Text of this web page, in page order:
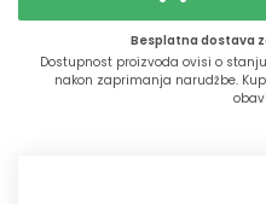
Besplatna dostava
Dostupnost proizvoda ovisi o
nakon zaprimanja narudžbe.